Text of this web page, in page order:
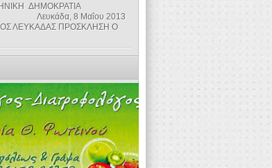
ΔΗΜΟΚΡΑΤΙΑ
8 Μαΐου 2013
ΛΕΥΚΑΔΑΣ ΠΡΟΣΚΛΗΣΗ Ο